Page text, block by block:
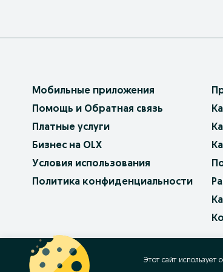
Мобильные приложения
Помощь и Обратная связь
Платные услуги
Бизнес на OLX
Условия использования
Политика конфиденциальности
OLX.bg
Этот сайт использует